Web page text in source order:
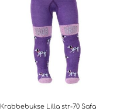
Krabbebukse Lilla str-70 Safa